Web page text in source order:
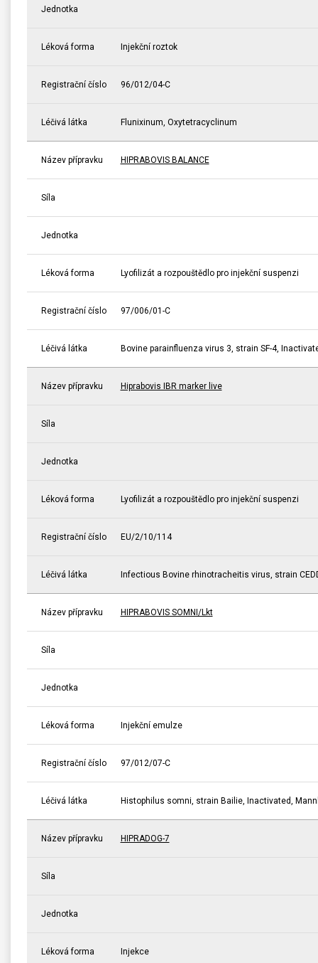
Jednotka
Léková forma Injekční roztok
Registrační číslo 96/012/04-C
Léčivá látka Flunixinum, Oxytetracyclinum
Název přípravku HIPRABOVIS BALANCE
Síla
Jednotka
Léková forma Lyofilizát a rozpouštědlo pro injekční suspenzi
Registrační číslo 97/006/01-C
Léčivá látka Bovine parainfluenza virus 3, strain SF-4,
Název přípravku Hiprabovis IBR marker live
Síla
Jednotka
Léková forma Lyofilizát a rozpouštědlo pro injekční suspenzi
Registrační číslo EU/2/10/114
Léčivá látka Infectious Bovine rhinotracheitis virus, strain
Název přípravku HIPRABOVIS SOMNI/Lkt
Síla
Jednotka
Léková forma Injekční emulze
Registrační číslo 97/012/07-C
Léčivá látka Histophilus somni, strain Bailie, Inactivated,
Název přípravku HIPRADOG-7
Síla
Jednotka
Léková forma Injekce